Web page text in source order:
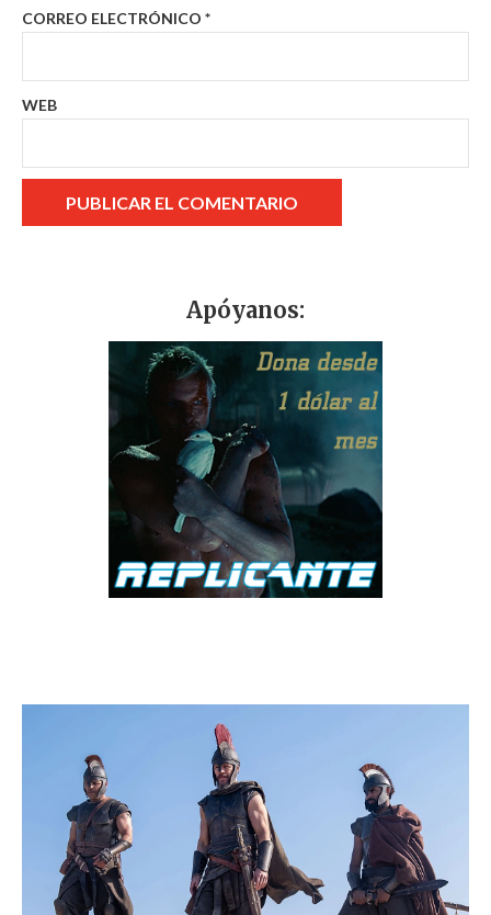
CORREO ELECTRÓNICO *
WEB
Apóyanos: